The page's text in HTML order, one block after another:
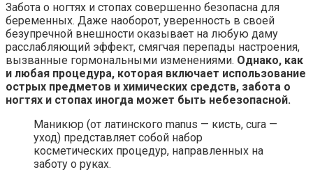
Забота о ногтях и стопах совершенно безопасна для
беременных. Даже наоборот, уверенность в своей
безупречной внешности оказывает на любую даму
расслабляющий эффект, смягчая перепады настроения,
вызванные гормональными изменениями. Однако, как
и любая процедура, которая включает использование
острых предметов и химических средств, забота о
ногтях и стопах иногда может быть небезопасной.
Маникюр (от латинского manus — кисть, cura —
уход) представляет собой набор
косметических процедур, направленных на
заботу о руках.